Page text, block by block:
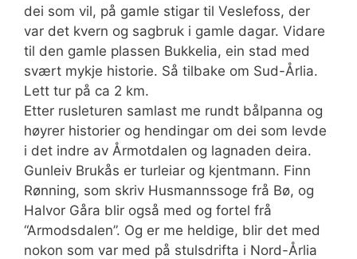
dei som vil, på gamle stigar til Veslefoss, der
var det kvern og sagbruk i gamle dagar. Vidare
til den gamle plassen Bukkelia, ein stad med
svært mykje historie. Så tilbake om Sud-Årlia.
Lett tur på ca 2 km.
Etter rusleturen samlast me rundt bålpanna og
høyrer historier og hendingar om dei som levde
i det indre av Årmotdalen og lagnaden deira.
Gunleiv Brukås er turleiar og kjentmann. Finn
Rønning, som skriv Husmannssoge frå Bø, og
Halvor Gåra blir også med og fortel frå
“Armodsdalen”. Og er me heldige, blir det med
nokon som var med på stulsdrifta i Nord-Årlia